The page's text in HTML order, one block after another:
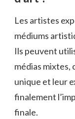
Les artistes
médiums
Ils peuvent
médias
unique et leur
finalement
finale.